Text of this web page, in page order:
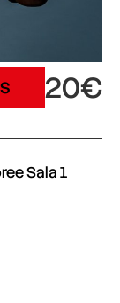
20€
Sala 1